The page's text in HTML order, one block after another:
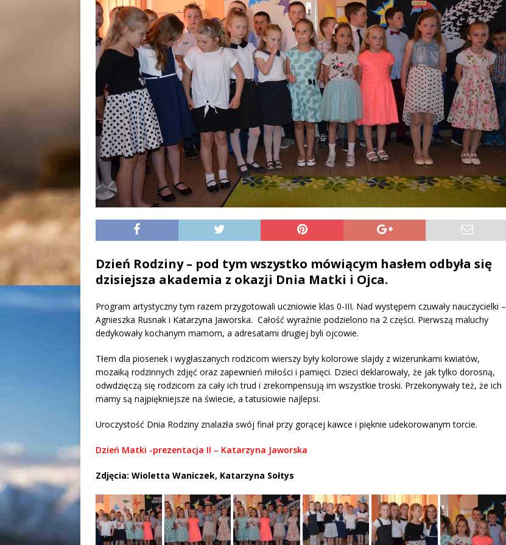
Dzień Rodziny – pod tym wszystko mówiącym hasłem odbyła się
dzisiejsza akademia z okazji Dnia Matki i Ojca.
Program artystyczny tym razem przygotowali uczniowie klas 0-III. Nad występem czuwały nauczycielki –
Agnieszka Rusnak i Katarzyna Jaworska. Całość wyraźnie podzielono na 2 części. Pierwszą maluchy
dedykowały kochanym mamom, a adresatami drugiej byli ojcowie.
Tłem dla piosenek i wygłaszanych rodzicom wierszy były kolorowe slajdy z wizerunkami kwiatów,
mozaiką rodzinnych zdjęć oraz zapewnień miłości i pamięci. Dzieci deklarowały, że jak tylko dorosną,
odwdzięczą się rodzicom za cały ich trud i zrekompensują im wszystkie troski. Przekonywały też, że ich
mamy są najpiękniejsze na świecie, a tatusiowie najlepsi.
Uroczystość Dnia Rodziny znalazła swój finał przy gorącej kawce i pięknie udekorowanym torcie.
Dzień Matki -prezentacja II – Katarzyna Jaworska
Zdjęcia: Wioletta Waniczek, Katarzyna Sołtys